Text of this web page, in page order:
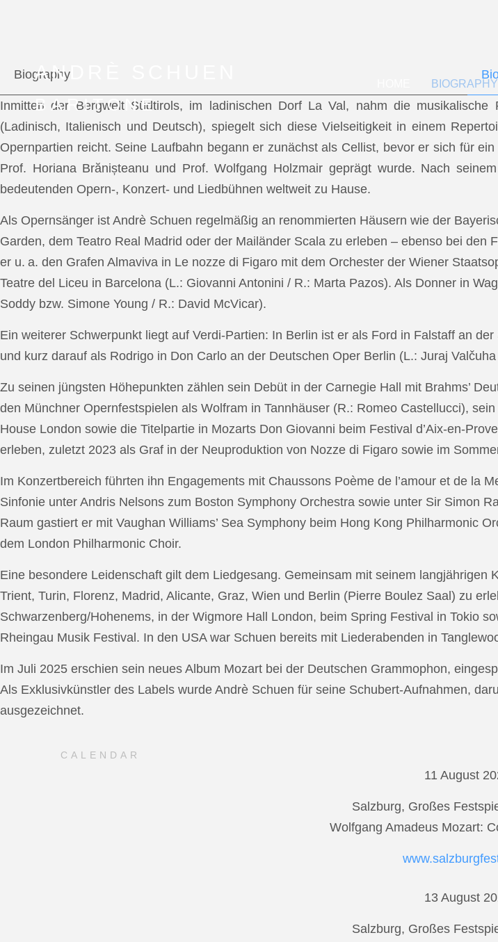
ANDRÈ SCHUEN
BARITONE
BIOGRAPHY
Biography
Inmitten der Bergwelt Südtirols, im ladinischen Dorf La Val, nahm die
(Ladinisch, Italienisch und Deutsch), spiegelt sich diese Vielseitigkeit in einem
Opernpartien reicht. Seine Laufbahn begann er zunächst als Cellist, bevor er sich für
Prof. Horiana Brănișteanu und Prof. Wolfgang Holzmair geprägt wurde. Nach
bedeutenden Opern-, Konzert- und Liedbühnen weltweit zu Hause.
Als Opernsänger ist Andrè Schuen regelmäßig an renommierten Häusern wie der
Garden, dem Teatro Real Madrid oder der Mailänder Scala zu erleben – ebenso bei
er u. a. den Grafen Almaviva in Le nozze di Figaro mit dem Orchester der Wiener
Teatre del Liceu in Barcelona (L.: Giovanni Antonini / R.: Marta Pazos). Als Donner in
Soddy bzw. Simone Young / R.: David McVicar).
Ein weiterer Schwerpunkt liegt auf Verdi-Partien: In Berlin ist er als Ford in Falstaff an
und kurz darauf als Rodrigo in Don Carlo an der Deutschen Oper Berlin (L.: Juraj
Zu seinen jüngsten Höhepunkten zählen sein Debüt in der Carnegie Hall mit Brahms’
den Münchner Opernfestspielen als Wolfram in Tannhäuser (R.: Romeo Castellucci),
House London sowie die Titelpartie in Mozarts Don Giovanni beim Festival d’Aix-en-
erleben, zuletzt 2023 als Graf in der Neuproduktion von Nozze di Figaro sowie im
Im Konzertbereich führten ihn Engagements mit Chaussons Poème de l’amour et de la
Sinfonie unter Andris Nelsons zum Boston Symphony Orchestra sowie unter Sir Simon
Raum gastiert er mit Vaughan Williams’ Sea Symphony beim Hong Kong Philharmonic
dem London Philharmonic Choir.
Eine besondere Leidenschaft gilt dem Liedgesang. Gemeinsam mit seinem
Trient, Turin, Florenz, Madrid, Alicante, Graz, Wien und Berlin (Pierre Boulez Saal) zu
Schwarzenberg/Hohenems, in der Wigmore Hall London, beim Spring Festival in Tokio
Rheingau Musik Festival. In den USA war Schuen bereits mit Liederabenden in
Im Juli 2025 erschien sein neues Album Mozart bei der Deutschen Grammophon,
Als Exklusivkünstler des Labels wurde Andrè Schuen für seine Schubert-Aufnahmen,
ausgezeichnet.
CALENDAR
11 August
Salzburg, Großes
Wolfgang Amadeus Mozart:
13 August
Salzburg, Großes